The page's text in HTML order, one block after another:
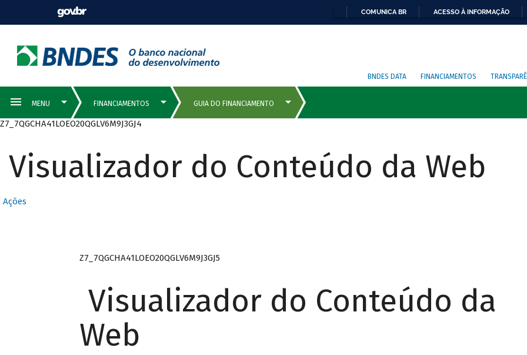
COMUNICA BR ACESSO À INFORMAÇÃO
BNDES DATA FINANCIAMENTOS
Z7_7QGCHA41LOEO20QGLV6M9J3GJ4
Visualizador do Conteúdo da Web
Ações
Z7_7QGCHA41LOEO20QGLV6M9J3GJ5
Visualizador do Conteúdo da
Web